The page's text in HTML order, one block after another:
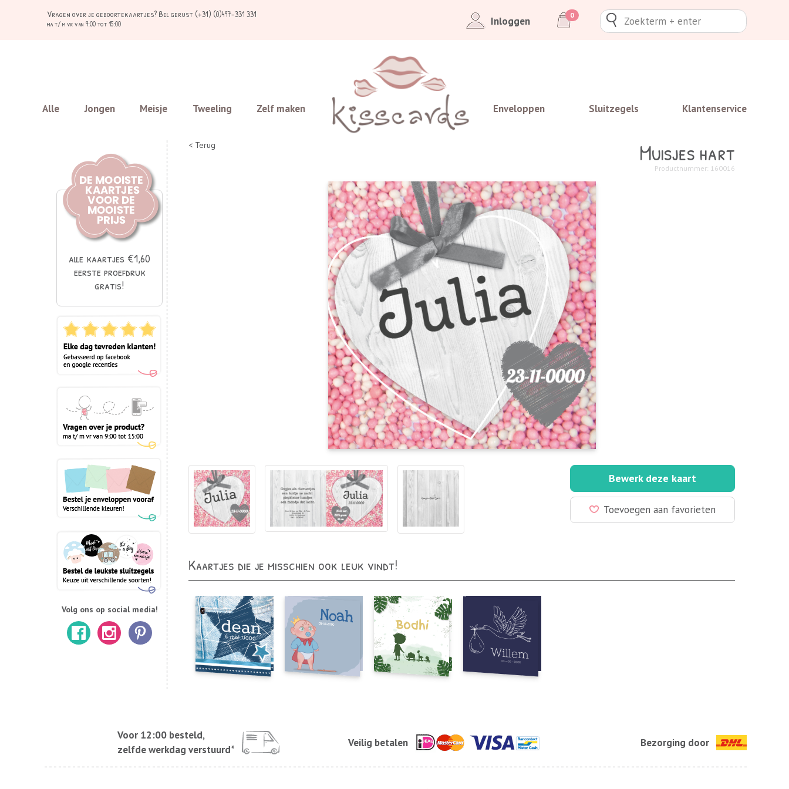
Vragen over je geboortekaartjes? Bel gerust (+31) (0)497-331 331
ma t/ m vr van 9:00 tot 15:00 Inloggen 0
Alle Jongen Meisje Tweeling Zelf maken Enveloppen Sluitzegels Klantenservice
alle kaartjes €1,60
eerste proefdruk
gratis!
Volg ons op social media!
< Terug Muisjes hart
Productnummer: 160016
Bewerk deze kaart
Toevoegen aan favorieten
Kaartjes die je misschien ook leuk vindt!
Voor 12:00 besteld,
zelfde werkdag verstuurd*
Veilig betalen Bezorging door